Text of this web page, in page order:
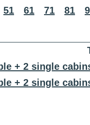
51 61 71 81
+ 2 single
+ 2 single